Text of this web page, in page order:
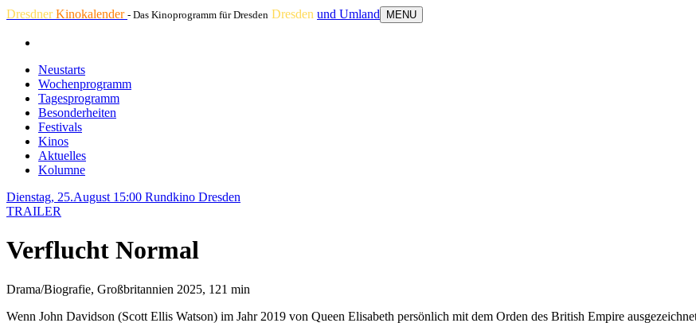
DresdnerKinokalender - Das Kinoprogramm für Dresden Dresden und Umland MENU
Neustarts
Wochenprogramm
Tagesprogramm
Besonderheiten
Festivals
Kinos
Aktuelles
Kolumne
Dienstag, 25.August 15:00 Rundkino Dresden
TRAILER
Verflucht Normal
Drama/Biografie, Großbritannien 2025, 121 min
Wenn John Davidson (Scott Ellis Watson) im Jahr 2019 von Queen Elisabeth persönlich mit dem Orden des British Empire